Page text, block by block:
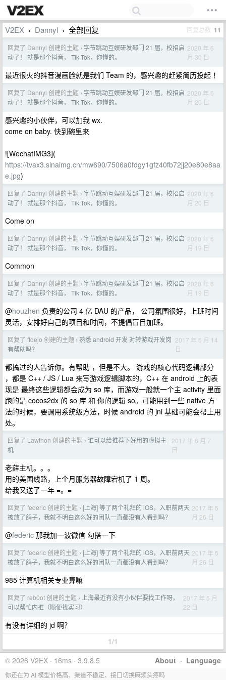
V2EX › Dannyl › 全部回复 回复总数 11
回复了 Dannyl 创建的主题 › 字节跳动互娱研发部门 21 届，校招启
动了！ 就是那个抖音， Tik Tok，你懂的。
2020 年 6
月 30 日
最近很火的抖音漫画脸就是我们 Team 的，感兴趣的赶紧简历投起 ！
回复了 Dannyl 创建的主题 › 字节跳动互娱研发部门 21 届，校招启
动了！ 就是那个抖音， Tik Tok，你懂的。
2020 年 6
月 20 日
感兴趣的小伙伴，可以加我 wx.
come on baby. 快到碗里来
![WechatIMG3](
https://tvax3.sinaimg.cn/mw690/7506a0fdgy1gfz40fb72jj20e80e8aa
e.jpg)
回复了 Dannyl 创建的主题 › 字节跳动互娱研发部门 21 届，校招启
动了！ 就是那个抖音， Tik Tok，你懂的。
2020 年 6
月 20 日
Come on
回复了 Dannyl 创建的主题 › 字节跳动互娱研发部门 21 届，校招启
动了！ 就是那个抖音， Tik Tok，你懂的。
2020 年 6
月 19 日
Common
回复了 Dannyl 创建的主题 › 字节跳动互娱研发部门 21 届，校招启
动了！ 就是那个抖音， Tik Tok，你懂的。
2020 年 6
月 19 日
@houzhen 负责的公司 4 亿 DAU 的产品， 公司氛围很好，上班时间
灵活，安排好自己的项目和时间，不提倡盲目加班。
回复了 ftdejo 创建的主题 › 熟悉 android 开发 对转游戏开发岗
有帮助吗？
2017 年 6 月 14
日
都搞过的人告诉你。有帮助 ，但是不大。 游戏的核心代码逻辑部分
，都是 C++ / JS / Lua 来写游戏逻辑脚本的，C++ 在 android 上的表
现是 最终这些逻辑都会成为 so 库，而游戏一般就一个主 activity 里面
跑的是 cocos2dx 的 so 库 和 你的逻辑 so。可能用到一些 native 方
法的时候，要调用系统级方法，时候 android 的 jni 基础可能会帮上用
处。
回复了 Lawthon 创建的主题 › 谁可以给推荐下好用的虚拟主
机
2017 年 6 月 7
日
老薛主机。。。
用的美国线路，上个月服务器故障宕机了 1 周。
给我又送了一年 =。=
回复了 federic 创建的主题 › [上海] 等了两个礼拜的 iOS，入职前两天
被放了鸽子，我就不明白这么好的团队一直都没有人看到吗？
2017 年 5
月 26 日
@federic 那我加一波微信 勾搭一下
回复了 federic 创建的主题 › [上海] 等了两个礼拜的 iOS，入职前两天
被放了鸽子，我就不明白这么好的团队一直都没有人看到吗？
2017 年 5
月 26 日
985 计算机相关专业算嘛
回复了 reb0ot 创建的主题 ›
上海最近有没有小伙伴要找工作呀，
可以帮忙内推（顺便找实习）
2017 年 5 月
22 日
有没有详细的 jd 啊？
1/1
About · Language
© 2026 V2EX · 16ms · 3.9.8.5
你还在为 AI 模型价格高、渠道不稳定、接口切换麻烦头疼吗